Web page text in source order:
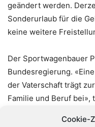
Cookie-
geändert werden.
Sonderurlaub für die
keine weitere
Der Sportwagenbauer
Bundesregierung.
der Vaterschaft trägt
Familie und Beruf
Einkommensgrenze